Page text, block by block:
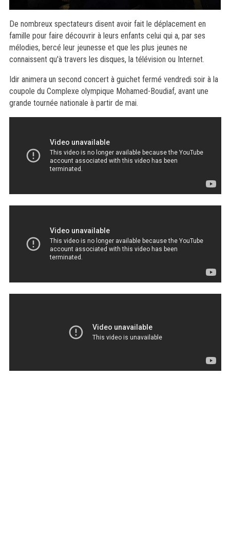
De nombreux spectateurs disent avoir fait le déplacement en
famille pour faire découvrir à leurs enfants celui qui a, par ses
mélodies, bercé leur jeunesse et que les plus jeunes ne
connaissent qu'à travers les disques, la télévision ou Internet.
Idir animera un second concert à guichet fermé vendredi soir à la
coupole du Complexe olympique Mohamed-Boudiaf, avant une
grande tournée nationale à partir de mai.